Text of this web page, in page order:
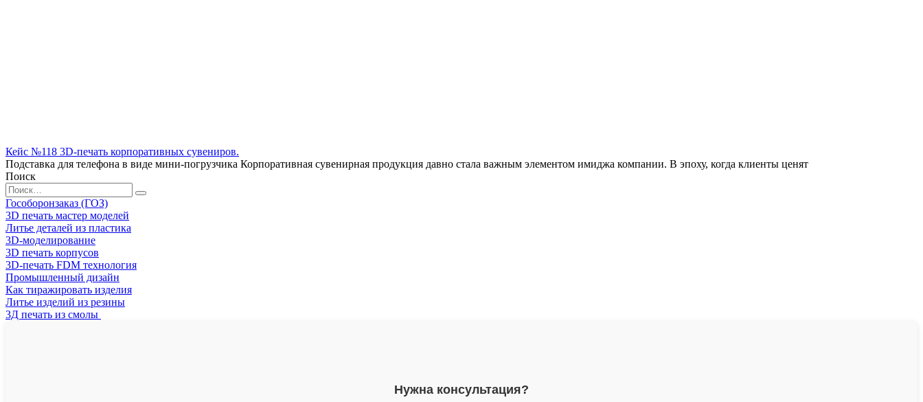
Кейс №118 3D-печать корпоративных сувениров.
Подставка для телефона в виде мини-погрузчика Корпоративная сувенирная продукция давно стала важным элементом имиджа компании. В эпоху, когда клиенты ценят
Поиск
Search
for:
Гособоронзаказ (ГОЗ)
3D печать мастер моделей
Литье деталей из пластика
3D-моделирование
3D печать корпусов
3D-печать FDM технология
Промышленный дизайн
Как тиражировать изделия
Литье изделий из резины
3Д печать из смолы
Нужна консультация?